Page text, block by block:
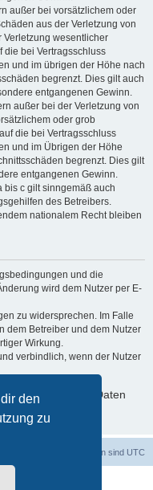
den
zu
außer bei vorsätzlichem oder
aus der Verletzung von
Verletzung wesentlicher
die bei Vertragsschluss
und im übrigen der Höhe nach
begrenzt. Dies gilt auch
entgangenen Gewinn.
außer bei der Verletzung von
oder grob
die bei Vertragsschluss
und im Übrigen der Höhe
begrenzt. Dies gilt
entgangenen Gewinn.
bis c gilt sinngemäß auch
des Betreibers.
nationalem Recht bleiben
und die
wird dem Nutzer per E-
zu widersprechen. Im Falle
dem Betreiber und dem Nutzer
Wirkung.
verbindlich, wenn der Nutzer
persönlichen Daten
Alle Zeiten sind UTC
© phpBB Limited